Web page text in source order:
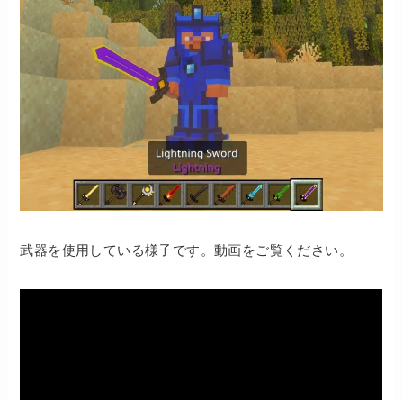
武器を使用している様子です。動画をご覧ください。